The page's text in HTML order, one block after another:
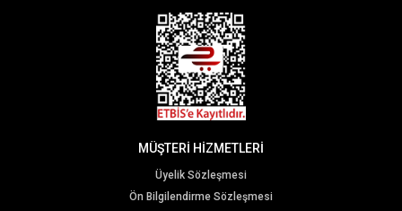
MÜŞTERİ HİZMETLERİ
Üyelik Sözleşmesi
Ön Bilgilendirme Sözleşmesi